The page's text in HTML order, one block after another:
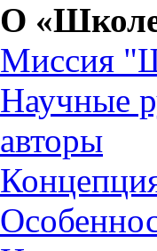
О
Миссия
Научные
авторы